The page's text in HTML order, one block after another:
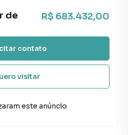
de R$ 683.432,00
contato
visitar
este anúncio